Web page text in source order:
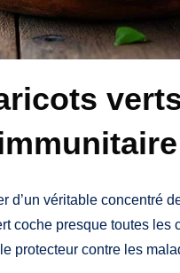
d’un véritable concentré
coche presque toutes les
protecteur contre les